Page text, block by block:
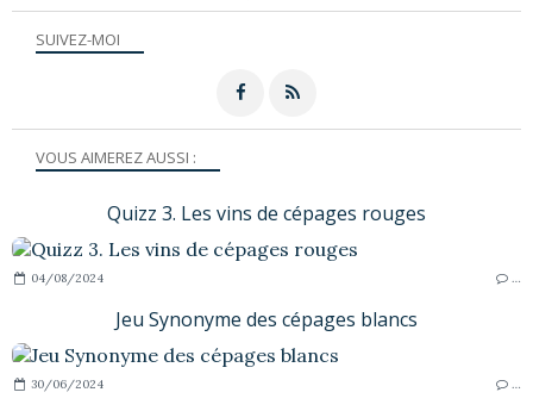
SUIVEZ-MOI
VOUS AIMEREZ AUSSI :
Quizz 3. Les vins de cépages rouges
04/08/2024 …
Jeu Synonyme des cépages blancs
30/06/2024 …